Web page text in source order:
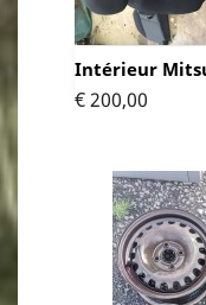
Intérieur
Prijs
€ 200,00